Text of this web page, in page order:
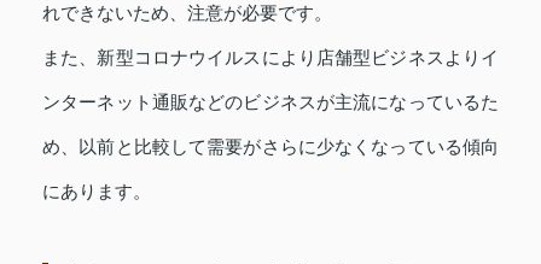
れできないため、注意が必要です。
また、新型コロナウイルスにより店舗型ビジネスよりイ
ンターネット通販などのビジネスが主流になっているた
め、以前と比較して需要がさらに少なくなっている傾向
にあります。